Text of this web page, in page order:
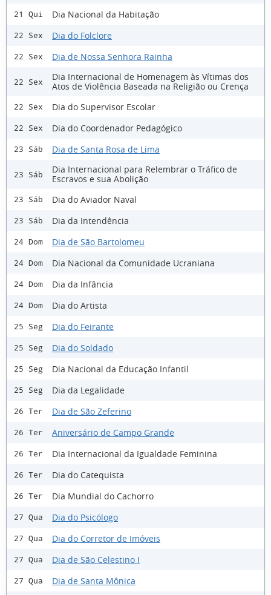
21 Qui Dia Nacional da Habitação
22 Sex Dia do Folclore
22 Sex Dia de Nossa Senhora Rainha
22 Sex
Dia Internacional de Homenagem às Vítimas dos
Atos de Violência Baseada na Religião ou Crença
22 Sex Dia do Supervisor Escolar
22 Sex Dia do Coordenador Pedagógico
23 Sáb Dia de Santa Rosa de Lima
23 Sáb
Dia Internacional para Relembrar o Tráfico de
Escravos e sua Abolição
23 Sáb Dia do Aviador Naval
23 Sáb Dia da Intendência
24 Dom Dia de São Bartolomeu
24 Dom Dia Nacional da Comunidade Ucraniana
24 Dom Dia da Infância
24 Dom Dia do Artista
25 Seg Dia do Feirante
25 Seg Dia do Soldado
25 Seg Dia Nacional da Educação Infantil
25 Seg Dia da Legalidade
26 Ter Dia de São Zeferino
26 Ter Aniversário de Campo Grande
26 Ter Dia Internacional da Igualdade Feminina
26 Ter Dia do Catequista
26 Ter Dia Mundial do Cachorro
27 Qua Dia do Psicólogo
27 Qua Dia do Corretor de Imóveis
27 Qua Dia de São Celestino I
27 Qua Dia de Santa Mônica